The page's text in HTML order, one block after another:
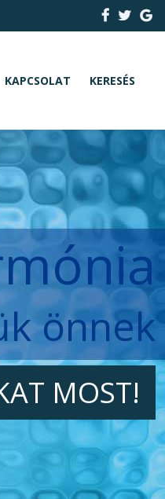
KAPCSOLAT KERESÉS
önnek
MOST!